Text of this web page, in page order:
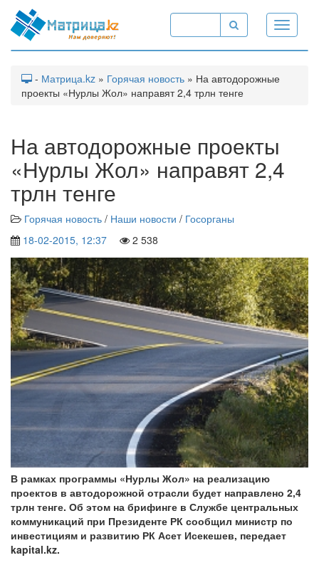
Toggle
- Матрица.kz » Горячая новость » На автодорожные
проекты «Нурлы Жол» направят 2,4 трлн тенге
На автодорожные проекты
«Нурлы Жол» направят 2,4
трлн тенге
Горячая новость / Наши новости / Госорганы
18-02-2015, 12:37
2 538
В рамках программы «Нурлы Жол» на реализацию
проектов в автодорожной отрасли будет направлено 2,4
трлн тенге. Об этом на брифинге в Службе центральных
коммуникаций при Президенте РК сообщил министр по
инвестициям и развитию РК Асет Исекешев, передает
kapital.kz.